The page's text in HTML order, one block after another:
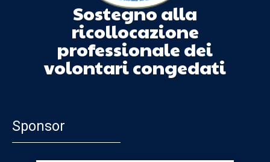
Sostegno alla
ricollocazione
professionale dei
volontari congedati
Sponsor